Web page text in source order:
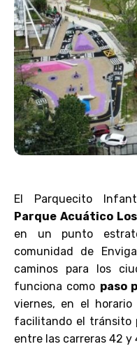
El Parquecito
Parque Acuático
en un punto
comunidad de
caminos para los
funciona como paso
viernes, en el horario
facilitando el tránsito
entre las carreras 42 y